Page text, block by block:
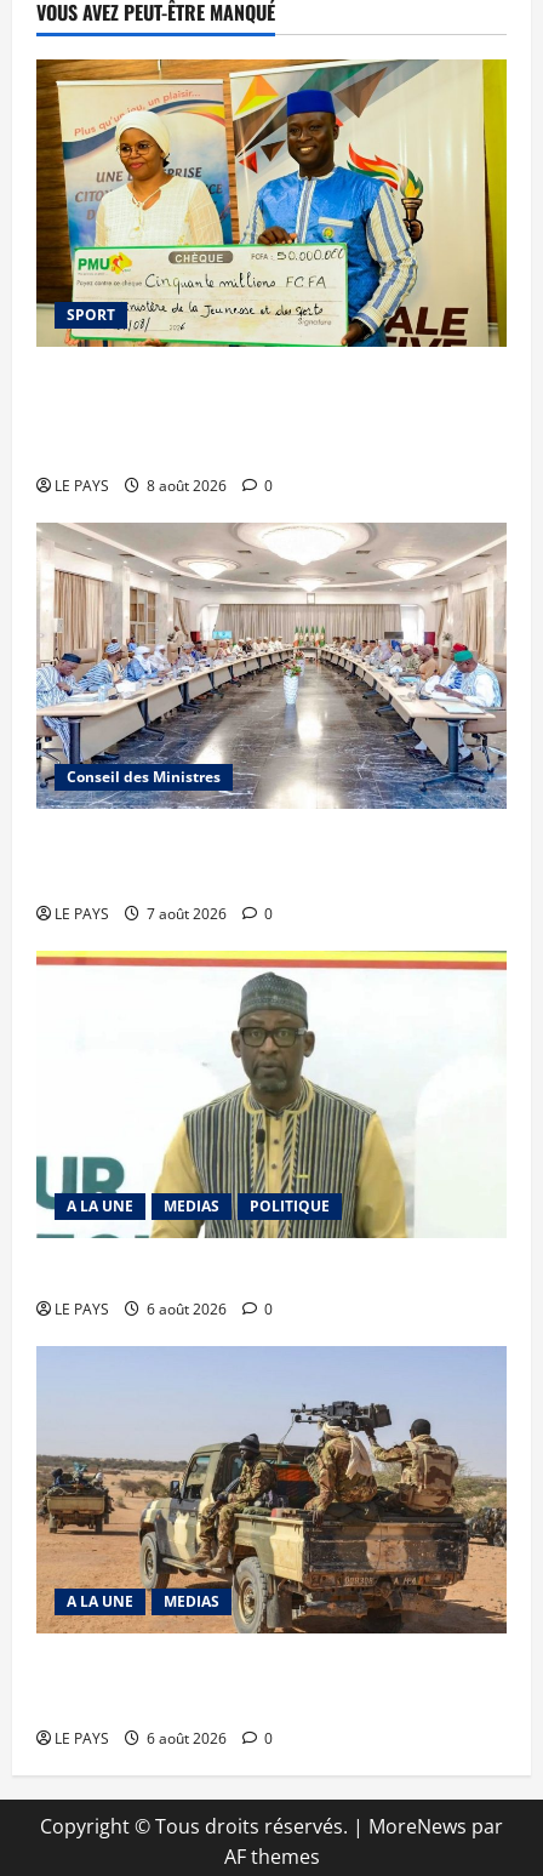
VOUS AVEZ PEUT-ÊTRE MANQUÉ
SPORT
LE PAYS 8 août 2026 0
Conseil des Ministres
LE PAYS 7 août 2026 0
A LA UNE MEDIAS POLITIQUE
LE PAYS 6 août 2026 0
A LA UNE MEDIAS
LE PAYS 6 août 2026 0
Copyright © Tous droits réservés. | MoreNews par
AF themes